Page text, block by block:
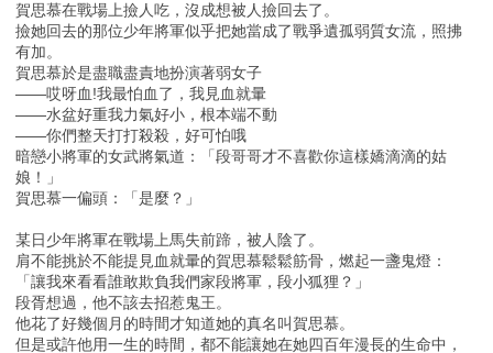
賀思慕在戰場上撿人吃，沒成想被人撿回去了。
撿她回去的那位少年將軍似乎把她當成了戰爭遺孤弱質女流，照拂
有加。
賀思慕於是盡職盡責地扮演著弱女子
——哎呀血!我最怕血了，我見血就暈
——水盆好重我力氣好小，根本端不動
——你們整天打打殺殺，好可怕哦
暗戀小將軍的女武將氣道：「段哥哥才不喜歡你這樣嬌滴滴的姑
娘！」
賀思慕一偏頭：「是麼？」
某日少年將軍在戰場上馬失前蹄，被人陰了。
肩不能挑於不能提見血就暈的賀思慕鬆鬆筋骨，燃起一盞鬼燈：
「讓我來看看誰敢欺負我們家段將軍，段小狐狸？」
段胥想過，他不該去招惹鬼王。
他花了好幾個月的時間才知道她的真名叫賀思慕。
但是或許他用一生的時間，都不能讓她在她四百年漫長的生命中，